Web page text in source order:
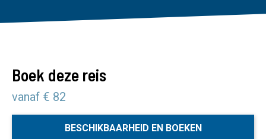
Boek deze reis
vanaf € 82
BESCHIKBAARHEID EN BOEKEN